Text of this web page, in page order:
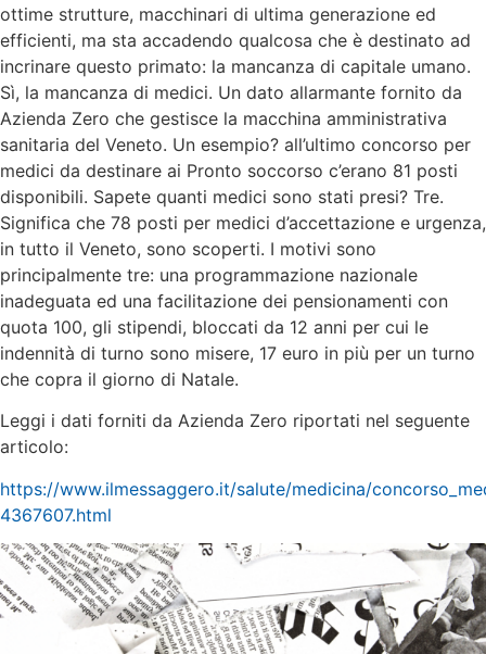
ottime strutture, macchinari di ultima generazione ed
efficienti, ma sta accadendo qualcosa che è destinato ad
incrinare questo primato: la mancanza di capitale umano.
Sì, la mancanza di medici. Un dato allarmante fornito da
Azienda Zero che gestisce la macchina amministrativa
sanitaria del Veneto. Un esempio? all’ultimo concorso per
medici da destinare ai Pronto soccorso c’erano 81 posti
disponibili. Sapete quanti medici sono stati presi? Tre.
Significa che 78 posti per medici d’accettazione e urgenza,
in tutto il Veneto, sono scoperti. I motivi sono
principalmente tre: una programmazione nazionale
inadeguata ed una facilitazione dei pensionamenti con
quota 100, gli stipendi, bloccati da 12 anni per cui le
indennità di turno sono misere, 17 euro in più per un turno
che copra il giorno di Natale.
Leggi i dati forniti da Azienda Zero riportati nel seguente
articolo:
https://www.ilmessaggero.it/salute/medicina/
4367607.html